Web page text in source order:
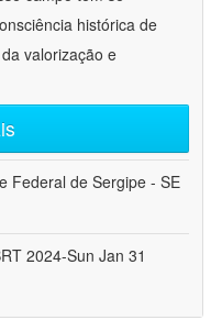
histórica de
valorização e
Federal de Sergipe - SE
2024-Sun Jan 31